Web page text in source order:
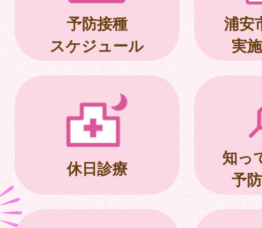
予防接種
スケジュール
浦安
実
休日診療
知っ
予